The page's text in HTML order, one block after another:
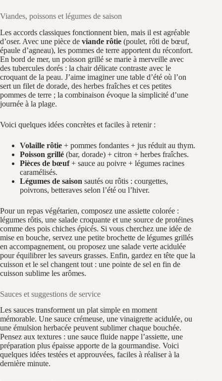
Viandes, poissons et légumes de saison
Les accords classiques fonctionnent bien, mais il est agréable
d’oser. Avec une pièce de viande rôtie (poulet, rôti de bœuf,
épaule d’agneau), les pommes de terre apportent du réconfort.
En bord de mer, un poisson grillé se marie à merveille avec
des tubercules dorés : la chair délicate contraste avec le
croquant de la peau. J’aime imaginer une table d’été où l’on
sert un filet de dorade, des herbes fraîches et ces petites
pommes de terre ; la combinaison évoque la simplicité d’une
journée à la plage.
Voici quelques idées concrètes et faciles à retenir :
Volaille rôtie + pommes fondantes + jus réduit au thym.
Poisson grillé (bar, dorade) + citron + herbes fraîches.
Pièces de bœuf+ sauce au poivre + légumes racines
caramélisés.
Légumes de saison sautés ou rôtis : courgettes,
poivrons, betteraves selon l’été ou l’hiver.
Pour un repas végétarien, composez une assiette colorée :
légumes rôtis, une salade croquante et une source de protéines
comme des pois chiches épicés. Si vous cherchez une idée de
mise en bouche, servez une petite brochette de légumes grillés
en accompagnement, ou proposez une salade verte acidulée
pour équilibrer les saveurs grasses. Enfin, gardez en tête que la
cuisson et le sel changent tout : une pointe de sel en fin de
cuisson sublime les arômes.
Sauces et suggestions de service
Les sauces transforment un plat simple en moment
mémorable. Une sauce crémeuse, une vinaigrette acidulée, ou
une émulsion herbacée peuvent sublimer chaque bouchée.
Pensez aux textures : une sauce fluide nappe l’assiette, une
préparation plus épaisse apporte de la gourmandise. Voici
quelques idées testées et approuvées, faciles à réaliser à la
dernière minute.